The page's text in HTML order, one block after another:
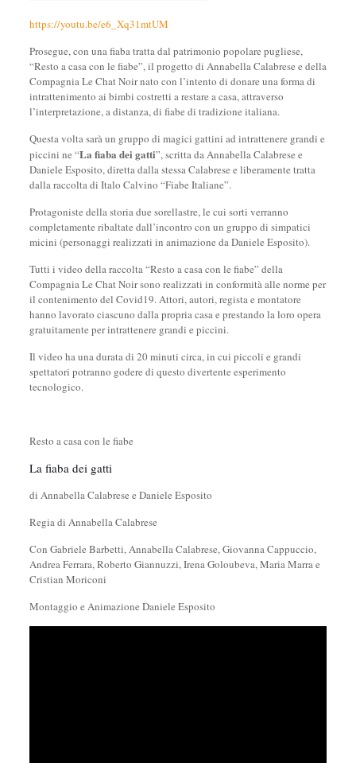
https://youtu.be/e6_Xq31mtUM
Prosegue, con una fiaba tratta dal patrimonio popolare pugliese,
“Resto a casa con le fiabe”, il progetto di Annabella Calabrese e della
Compagnia Le Chat Noir nato con l’intento di donare una forma di
intrattenimento ai bimbi costretti a restare a casa, attraverso
l’interpretazione, a distanza, di fiabe di tradizione italiana.
Questa volta sarà un gruppo di magici gattini ad intrattenere grandi e
piccini ne “La fiaba dei gatti”, scritta da Annabella Calabrese e
Daniele Esposito, diretta dalla stessa Calabrese e liberamente tratta
dalla raccolta di Italo Calvino “Fiabe Italiane”.
Protagoniste della storia due sorellastre, le cui sorti verranno
completamente ribaltate dall’incontro con un gruppo di simpatici
micini (personaggi realizzati in animazione da Daniele Esposito).
Tutti i video della raccolta “Resto a casa con le fiabe” della
Compagnia Le Chat Noir sono realizzati in conformità alle norme per
il contenimento del Covid19. Attori, autori, regista e montatore
hanno lavorato ciascuno dalla propria casa e prestando la loro opera
gratuitamente per intrattenere grandi e piccini.
Il video ha una durata di 20 minuti circa, in cui piccoli e grandi
spettatori potranno godere di questo divertente esperimento
tecnologico.
Resto a casa con le fiabe
La fiaba dei gatti
di Annabella Calabrese e Daniele Esposito
Regia di Annabella Calabrese
Con Gabriele Barbetti, Annabella Calabrese, Giovanna Cappuccio,
Andrea Ferrara, Roberto Giannuzzi, Irena Goloubeva, Maria Marra e
Cristian Moriconi
Montaggio e Animazione Daniele Esposito